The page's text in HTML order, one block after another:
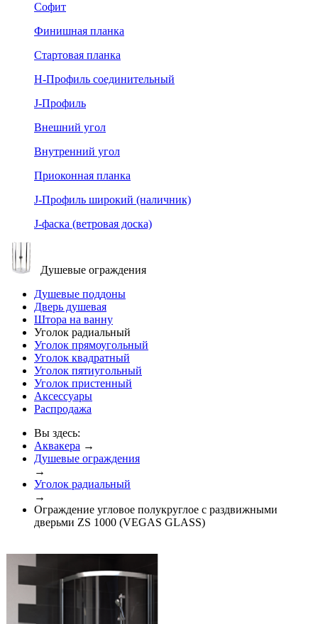
Софит
Финишная планка
Стартовая планка
Н-Профиль соединительный
J-Профиль
Внешний угол
Внутренний угол
Приоконная планка
J-Профиль широкий (наличник)
J-фаска (ветровая доска)
Душевые ограждения
Душевые поддоны
Дверь душевая
Штора на ванну
Уголок радиальный
Уголок прямоугольный
Уголок квадратный
Уголок пятиугольный
Уголок пристенный
Аксессуары
Распродажа
Вы здесь:
Аквакера →
Душевые ограждения
→
Уголок радиальный
→
Ограждение угловое полукруглое с раздвижными
дверьми ZS 1000 (VEGAS GLASS)